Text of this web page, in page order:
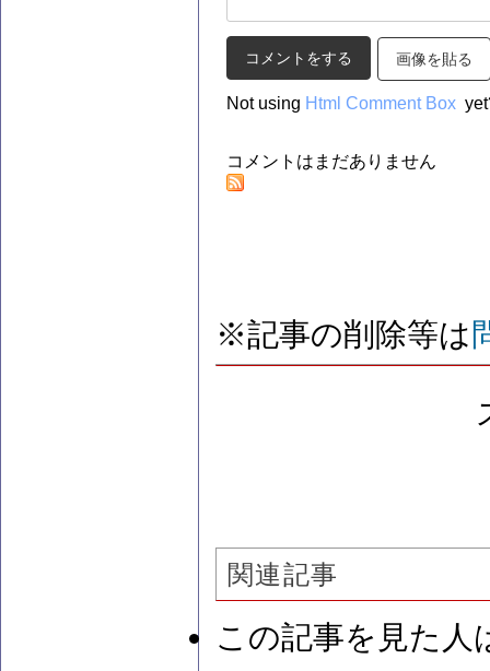
画像を貼る
Not using Html Comment Box
コメントはまだありません
※記事の削除等は
関連記事
この記事を見た人